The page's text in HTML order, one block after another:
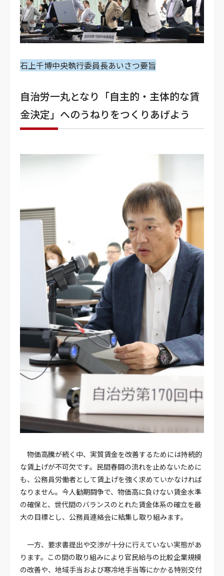
石上千博中央執行委員長あいさつ要旨
自治労一丸となり「自主的・主体的な賃
金決定」へのうねりをつくりあげよう
物価高騰が続く中、実質賃金を改善するためには持続的
な賃上げが不可欠です。民間春闘の流れを止めないために
も、公務員労働者として賃上げを強く求めていかなければ
なりません。今人勧期闘争で、物価高に負けない賃金水準
の確保と、世代間のバランスのとれた賃金体系の確立を最
大の目標とし、公務員連絡会に結集し取り組みます。
一方、要求書提出や交渉が十分に行えていない実態があ
ります。この間の取り組みにより官民給与の比較企業規模
の改善や、地域手当および寒冷地手当等にかかる特別交付